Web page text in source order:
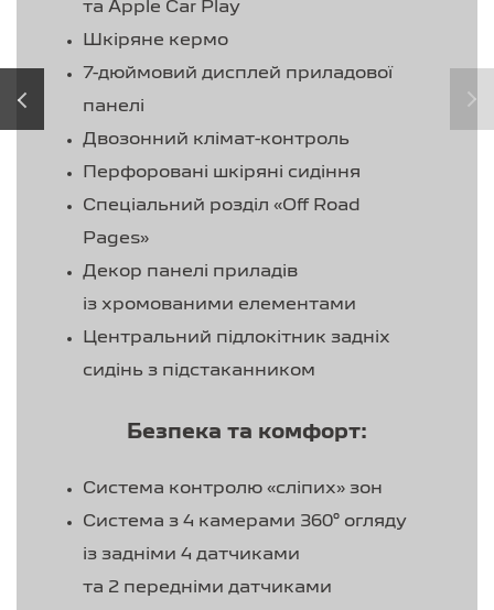
та Apple Car Play
Шкіряне кермо
7-дюймовий дисплей приладової
панелі
Двозонний клімат-контроль
Перфоровані шкіряні сидіння
Спеціальний розділ «Off Road
Pages»
Декор панелі приладів
із хромованими елементами
Центральний підлокітник задніх
сидінь з підстаканником
Безпека та комфорт:
Система контролю «сліпих» зон
Система з 4 камерами 360° огляду
із задніми 4 датчиками
та 2 передніми датчиками
‹ ›